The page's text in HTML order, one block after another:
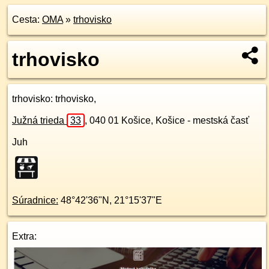
Cesta: OMA» trhovisko
trhovisko
trhovisko: trhovisko,
Južná trieda 33 , 040 01 Košice, Košice - mestská časť
Juh
Súradnice: 48°42'36"N , 21°15'37"E
Extra: